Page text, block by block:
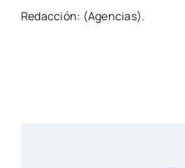
Redacción: (Agencias).